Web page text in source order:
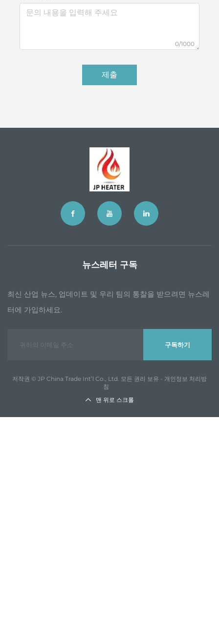
0/1000
제출
뉴스레터 구독
최신 산업 뉴스, 업데이트 및 우리 팀의 통찰을 받으려면 뉴스레
터에 가입하세요.
구독하기
저작권 © JP China Trade Int’l Co., Ltd. 모든 권리 보유 - 개인정보 처리방
침
맨 위로 스크롤